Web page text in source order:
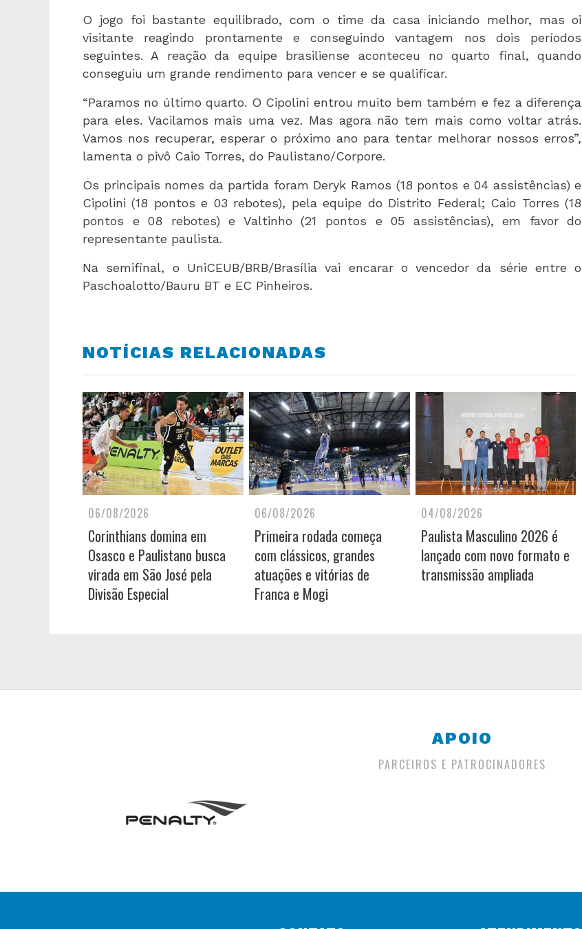
O jogo foi bastante equilibrado, com o time da casa iniciando melhor, mas oi
visitante reagindo prontamente e conseguindo vantagem nos dois períodos
seguintes. A reação da equipe brasiliense aconteceu no quarto final, quando
conseguiu um grande rendimento para vencer e se qualificar.
“Paramos no último quarto. O Cipolini entrou muito bem também e fez a diferença
para eles. Vacilamos mais uma vez. Mas agora não tem mais como voltar atrás.
Vamos nos recuperar, esperar o próximo ano para tentar melhorar nossos erros”,
lamenta o pivô Caio Torres, do Paulistano/Corpore.
Os principais nomes da partida foram Deryk Ramos (18 pontos e 04 assistências) e
Cipolini (18 pontos e 03 rebotes), pela equipe do Distrito Federal; Caio Torres (18
pontos e 08 rebotes) e Valtinho (21 pontos e 05 assistências), em favor do
representante paulista.
Na semifinal, o UniCEUB/BRB/Brasília vai encarar o vencedor da série entre o
Paschoalotto/Bauru BT e EC Pinheiros.
NOTÍCIAS RELACIONADAS
06/08/2026
Corinthians domina em
Osasco e Paulistano busca
virada em São José pela
Divisão Especial
06/08/2026
Primeira rodada começa
com clássicos, grandes
atuações e vitórias de
Franca e Mogi
04/08/2026
Paulista Masculino 2026 é
lançado com novo formato e
transmissão ampliada
APOIO
PARCEIROS E PATROCINADORES